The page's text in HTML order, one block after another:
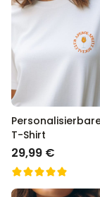
2er
T-Shirt
29,99 €